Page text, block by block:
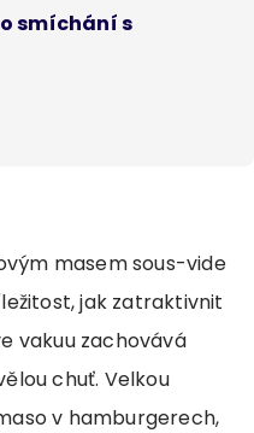
smíchání s
masem sous-vide
jak zatraktivnit
vakuu zachovává
chuť. Velkou
v hamburgerech,